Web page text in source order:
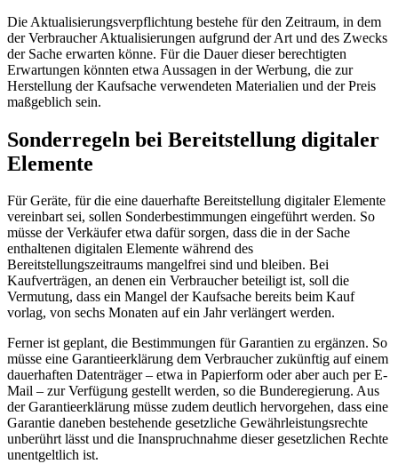
Die Aktualisierungsverpflichtung bestehe für den Zeitraum, in dem
der Verbraucher Aktualisierungen aufgrund der Art und des Zwecks
der Sache erwarten könne. Für die Dauer dieser berechtigten
Erwartungen könnten etwa Aussagen in der Werbung, die zur
Herstellung der Kaufsache verwendeten Materialien und der Preis
maßgeblich sein.
Sonderregeln bei Bereitstellung digitaler
Elemente
Für Geräte, für die eine dauerhafte Bereitstellung digitaler Elemente
vereinbart sei, sollen Sonderbestimmungen eingeführt werden. So
müsse der Verkäufer etwa dafür sorgen, dass die in der Sache
enthaltenen digitalen Elemente während des
Bereitstellungszeitraums mangelfrei sind und bleiben. Bei
Kaufverträgen, an denen ein Verbraucher beteiligt ist, soll die
Vermutung, dass ein Mangel der Kaufsache bereits beim Kauf
vorlag, von sechs Monaten auf ein Jahr verlängert werden.
Ferner ist geplant, die Bestimmungen für Garantien zu ergänzen. So
müsse eine Garantieerklärung dem Verbraucher zukünftig auf einem
dauerhaften Datenträger – etwa in Papierform oder aber auch perE-
Mail – zur Verfügung gestellt werden, so die Bunderegierung. Aus
der Garantieerklärung müsse zudem deutlich hervorgehen, dass eine
Garantie daneben bestehende gesetzliche Gewährleistungsrechte
unberührt lässt und die Inanspruchnahme dieser gesetzlichen Rechte
unentgeltlich ist.